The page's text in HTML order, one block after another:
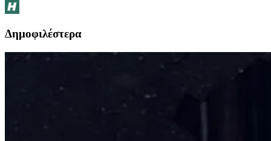
Δημοφιλέστερα